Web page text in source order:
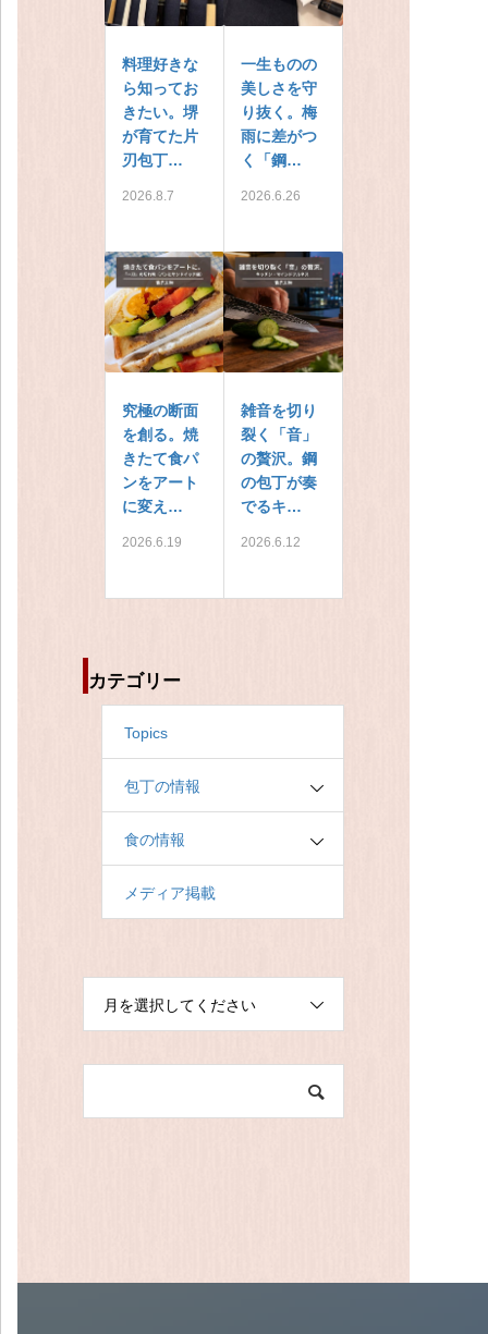
料理好きな
ら知ってお
きたい。堺
が育てた片
刃包丁…
2026.8.7
一生ものの
美しさを守
り抜く。梅
雨に差がつ
く「鋼…
2026.6.26
究極の断面
を創る。焼
きたて食パ
ンをアート
に変え…
2026.6.19
雑音を切り
裂く「音」
の贅沢。鋼
の包丁が奏
でるキ…
2026.6.12
カテゴリー
Topics
包丁の情報
食の情報
メディア掲載
月を選択してください